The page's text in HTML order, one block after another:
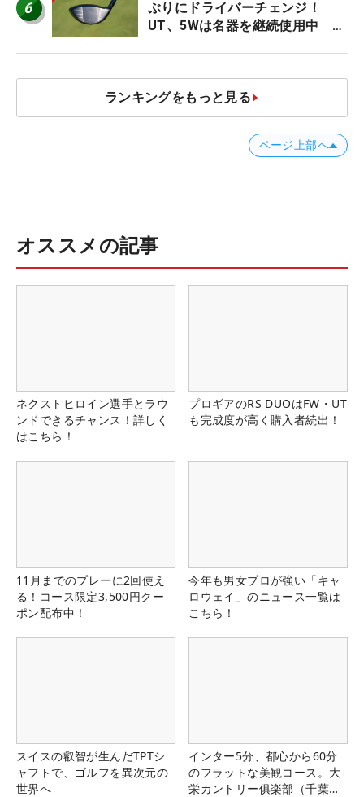
6
ぶりにドライバーチェンジ！
UT、5Wは名器を継続使用中 #
ランキングをもっと見る
ページ上部へ
オススメの記事
ネクストヒロイン選手とラウ
ンドできるチャンス！詳しく
はこちら！
プロギアのRS DUOはFW・UT
も完成度が高く購入者続出！
11月までのプレーに2回使え
る！コース限定3,500円クー
ポン配布中！
今年も男女プロが強い「キャ
ロウェイ」のニュース一覧は
こちら！
スイスの叡智が生んだTPTシ
ャフトで、ゴルフを異次元の
世界へ
インター5分、都心から60分
のフラットな美観コース。大
栄カントリー俱楽部（千葉